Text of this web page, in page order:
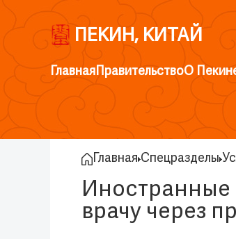
ПЕКИН, КИТАЙ
ГлавнаяПравительствоО
Главная Спецразделы
Иностранные
врачу через